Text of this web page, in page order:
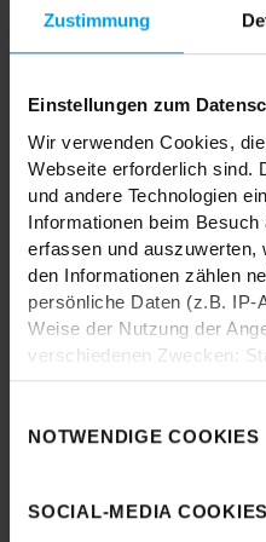
Zustimmung
Einstellungen zum
Wir verwenden Cookies,
Webseite erforderlich sind.
und andere Technologien
Informationen beim
erfassen und auszuwerten,
den Informationen zählen
persönliche Daten (z.B. IP-
Weise der Nutzung der
verschiedenen Zwecken:
anonymisiert für
Marketing Cookies helfen
Werbung anzuzeigen.
es, eine Verbindung zu
NOTWENDIGE COOKIES
SOCIAL-MEDIA COOKIES
TRENDHOPPER
Wie wäre es mit einer großen
In unseren Stores findest du
Durch das Laden